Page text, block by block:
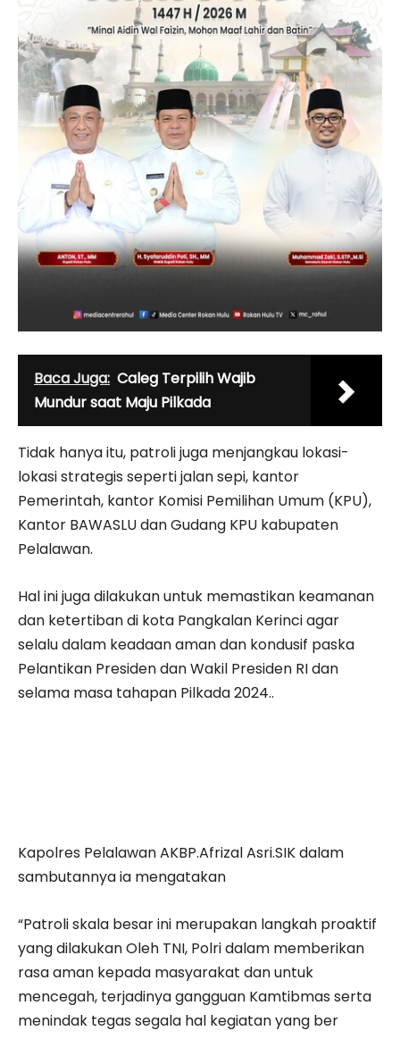
Baca Juga: Caleg Terpilih Wajib
Mundur saat Maju Pilkada
Tidak hanya itu, patroli juga menjangkau lokasi-
lokasi strategis seperti jalan sepi, kantor
Pemerintah, kantor Komisi Pemilihan Umum (KPU),
Kantor BAWASLU dan Gudang KPU kabupaten
Pelalawan.
Hal ini juga dilakukan untuk memastikan keamanan
dan ketertiban di kota Pangkalan Kerinci agar
selalu dalam keadaan aman dan kondusif paska
Pelantikan Presiden dan Wakil Presiden RI dan
selama masa tahapan Pilkada 2024..
Kapolres Pelalawan AKBP.Afrizal Asri.SIK dalam
sambutannya ia mengatakan
“Patroli skala besar ini merupakan langkah proaktif
yang dilakukan Oleh TNI, Polri dalam memberikan
rasa aman kepada masyarakat dan untuk
mencegah, terjadinya gangguan Kamtibmas serta
menindak tegas segala hal kegiatan yang ber